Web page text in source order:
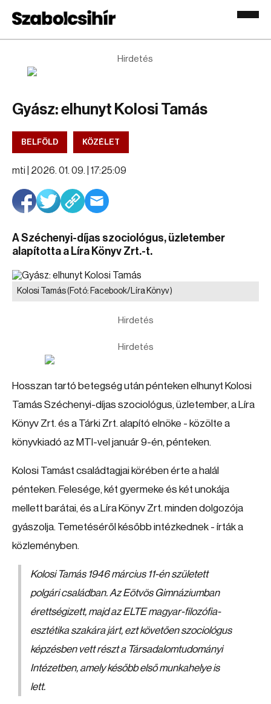
Hirdetés
Gyász: elhunyt Kolosi Tamás
BELFÖLD KÖZÉLET
mti | 2026. 01. 09. | 17:25:09
A Széchenyi-díjas szociológus, üzletember
alapította a Líra Könyv Zrt.-t.
Kolosi Tamás(Fotó: Facebook/Líra Könyv )
Hirdetés
Hirdetés
Hosszan tartó betegség után pénteken elhunyt Kolosi
Tamás Széchenyi-díjas szociológus, üzletember, a Líra
Könyv Zrt. és a Tárki Zrt. alapító elnöke - közölte a
könyvkiadó az MTI-vel január 9-én, pénteken.
Kolosi Tamást családtagjai körében érte a halál
pénteken. Felesége, két gyermeke és két unokája
mellett barátai, és a Líra Könyv Zrt. minden dolgozója
gyászolja. Temetéséről később intézkednek - írták a
közleményben.
Kolosi Tamás 1946 március 11-én született
polgári családban. Az Eötvös Gimnáziumban
érettségizett, majd az ELTE magyar-filozófia-
esztétika szakára járt, ezt követően szociológus
képzésben vett részt a Társadalomtudományi
Intézetben, amely később első munkahelye is
lett.